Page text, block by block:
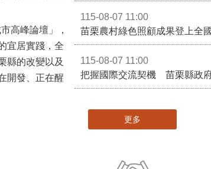
高峰論壇」，
宜居實踐，全
縣的改變以及
開發、正在醒
115-08-07 11:00
115-08-07 11:00
更多